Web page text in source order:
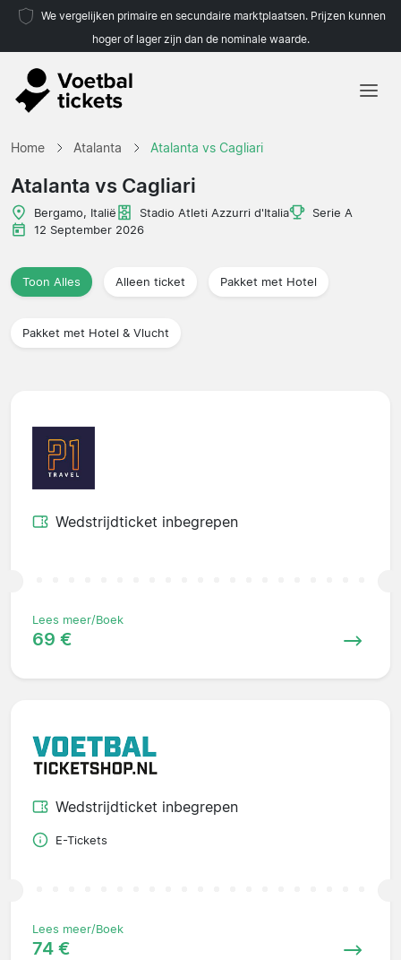
We vergelijken primaire en secundaire marktplaatsen. Prijzen kunnen
hoger of lager zijn dan de nominale waarde.
Home Atalanta Atalanta vs Cagliari
Atalanta vs Cagliari
Bergamo, Italië Stadio Atleti Azzurri d'Italia
Serie A
12 September 2026
Toon Alles Alleen ticket Pakket met Hotel
Pakket met Hotel & Vlucht
Wedstrijdticket inbegrepen
Lees meer/Boek
69 €
Wedstrijdticket inbegrepen
E-Tickets
Lees meer/Boek
74 €